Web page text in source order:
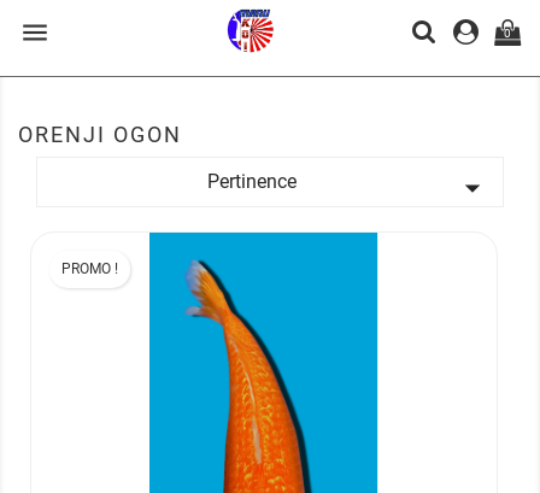
 0
ORENJI OGON
Pertinence 
PROMO !